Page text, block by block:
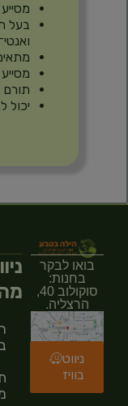
בעל
יכול
בואו לבקר
בחנות:
סוקולוב 40,
הרצליה.
ניווט
בוויז